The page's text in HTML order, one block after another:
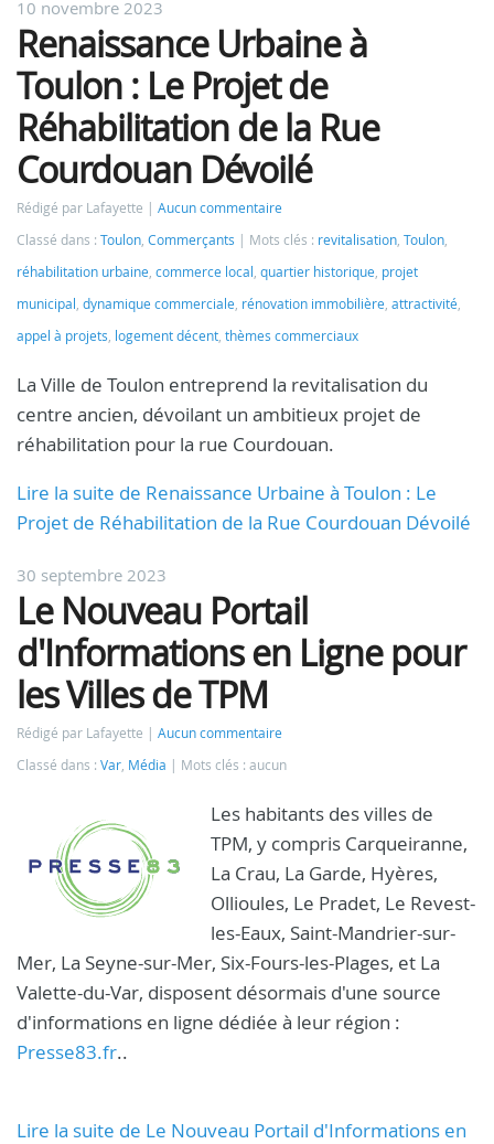
10 novembre 2023
Renaissance Urbaine à
Toulon : Le Projet de
Réhabilitation de la Rue
Courdouan Dévoilé
Rédigé par Lafayette
Aucun commentaire
Classé dans : Toulon, Commerçants Mots clés : revitalisation, Toulon,
réhabilitation urbaine, commerce local , quartier historique, projet
municipal , dynamique commerciale, rénovation immobilière, attractivité,
appel à projets, logement décent, thèmes commerciaux
La Ville de Toulon entreprend la revitalisation du
centre ancien, dévoilant un ambitieux projet de
réhabilitation pour la rue Courdouan.
Lire la suite de Renaissance Urbaine à Toulon : Le
Projet de Réhabilitation de la Rue Courdouan Dévoilé
30 septembre 2023
Le Nouveau Portail
d'Informations en Ligne pour
les Villes de TPM
Rédigé par Lafayette
Aucun commentaire
Classé dans : Var, Média Mots clés : aucun
Les habitants des villes de
TPM, y compris Carqueiranne,
La Crau, La Garde, Hyères,
Ollioules, Le Pradet, Le Revest-
les-Eaux, Saint-Mandrier-sur-
Mer, La Seyne-sur-Mer, Six-Fours-les-Plages, et La
Valette-du-Var, disposent désormais d'une source
d'informations en ligne dédiée à leur région :
Presse83.fr..
Lire la suite de Le Nouveau Portail d'Informations en